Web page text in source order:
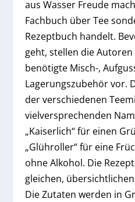
aus Wasser Freude
Fachbuch über Tee
Rezeptbuch handelt.
geht, stellen die
benötigte Misch-,
Lagerungszubehör vor.
der verschiedenen
vielversprechenden
„Kaiserlich“ für einen
„Glühroller“ für eine
ohne Alkohol. Die
gleichen,
Die Zutaten werden in